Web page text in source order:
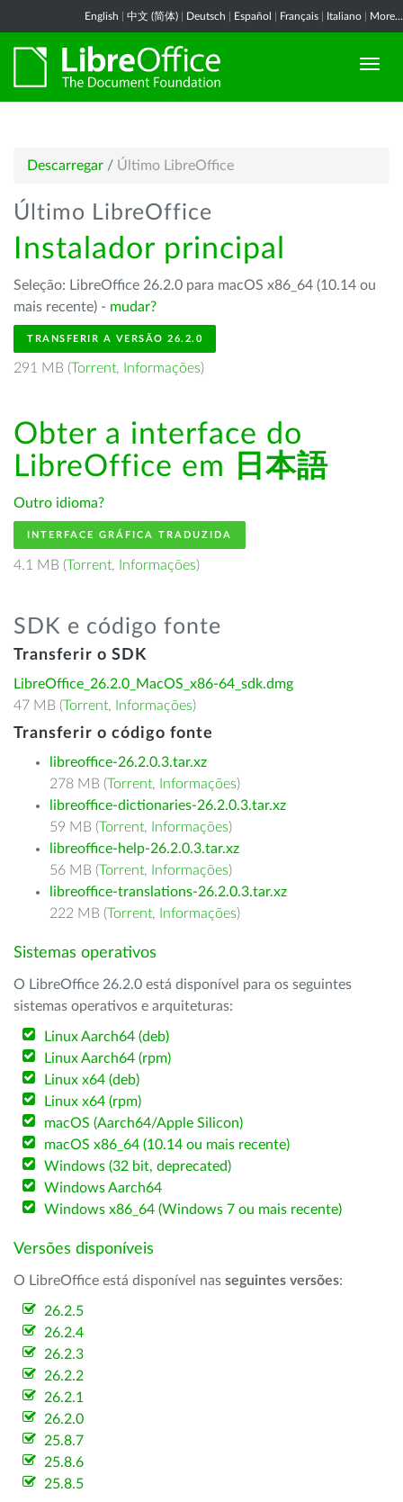
English 中文 (简体) Deutsch Español Français Italiano More...
Descarregar / Último LibreOffice
Último LibreOffice
Instalador principal
Seleção: LibreOffice 26.2.0 para macOS x86_64 (10.14 ou
mais recente) - mudar?
TRANSFERIR A VERSÃO 26.2.0
291 MB (Torrent, Informações)
Obter a interface do
LibreOffice em
日本語
Outro idioma?
INTERFACE GRÁFICA TRADUZIDA
4.1 MB (Torrent, Informações)
SDK e código fonte
Transferir o SDK
LibreOffice_26.2.0_MacOS_x86-64_sdk.dmg
47 MB (Torrent, Informações)
Transferir o código fonte
libreoffice-26.2.0.3.tar.xz
278 MB (Torrent, Informações)
libreoffice-dictionaries-26.2.0.3.tar.xz
59 MB (Torrent, Informações)
libreoffice-help-26.2.0.3.tar.xz
56 MB (Torrent, Informações)
libreoffice-translations-26.2.0.3.tar.xz
222 MB (Torrent, Informações)
Sistemas operativos
O LibreOffice 26.2.0 está disponível para os seguintes
sistemas operativos e arquiteturas:
Linux Aarch64 (deb)
Linux Aarch64 (rpm)
Linux x64 (deb)
Linux x64 (rpm)
macOS (Aarch64/Apple Silicon)
macOS x86_64 (10.14 ou mais recente)
Windows (32 bit, deprecated)
Windows Aarch64
Windows x86_64 (Windows 7 ou mais recente)
Versões disponíveis
O LibreOffice está disponível nas seguintes versões:
26.2.5
26.2.4
26.2.3
26.2.2
26.2.1
26.2.0
25.8.7
25.8.6
25.8.5